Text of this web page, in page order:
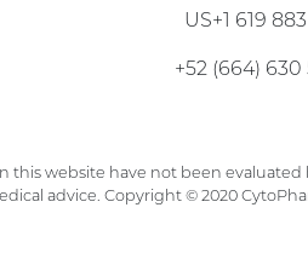
US+1 619
+52 (664) 630
this website have not been
advice. Copyright © 2020